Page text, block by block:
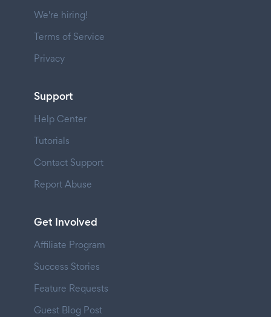
We're hiring!
Terms of Service
Privacy
Support
Help Center
Tutorials
Contact Support
Report Abuse
Get Involved
Affiliate Program
Success Stories
Feature Requests
Guest Blog Post